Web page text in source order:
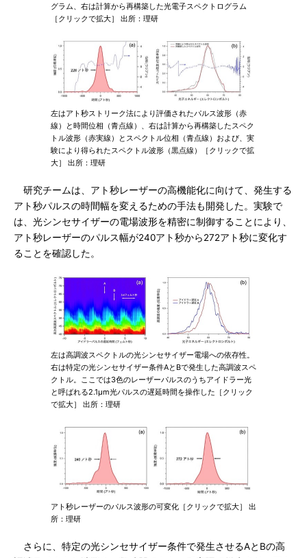
グラム、右は計算から再構築した光電子スペクトログラム
［クリックで拡大］ 出所：理研
左はアト秒ストリーク法により評価されたパルス波形（赤
線）と時間位相（青点線）、右は計算から再構築したスペク
トル波形（赤実線）とスペクトル位相（青点線）および、実
験により得られたスペクトル波形（黒点線）［クリックで拡
大］ 出所：理研
研究チームは、アト秒レーザーの高機能化に向けて、発生する
アト秒パルスの時間幅を変えるための手法も開発した。実験で
は、光シンセサイザーの電場波形を精密に制御することにより、
アト秒レーザーのパルス幅が240アト秒から272アト秒に変化す
ることを確認した。
左は高調波スペクトルの光シンセサイザー電場への依存性。
右は特定の光シンセサイザー条件AとBで発生した高調波スペ
クトル。ここでは3色のレーザーパルスのうちアイドラー光
と呼ばれる2.1μm光パルスの遅延時間を操作した［クリック
で拡大］ 出所：理研
アト秒レーザーのパルス波形の可変化［クリックで拡大］ 出
所：理研
さらに、特定の光シンセサイザー条件で発生させるAとBの高